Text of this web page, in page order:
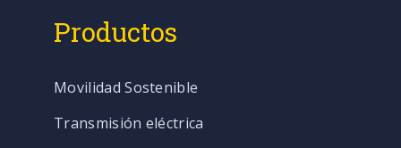
Productos
Movilidad Sostenible
Transmisión eléctrica